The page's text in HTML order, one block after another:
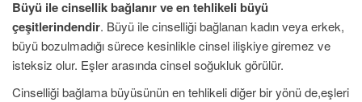
Büyü ile cinsellik bağlanır ve en tehlikeli büyü
çeşitlerindendir. Büyü ile cinselliği bağlanan kadın veya erkek,
büyü bozulmadığı sürece kesinlikle cinsel ilişkiye giremez ve
isteksiz olur. Eşler arasında cinsel soğukluk görülür.
Cinselliği bağlama büyüsünün en tehlikeli diğer bir yönü de,eşleri